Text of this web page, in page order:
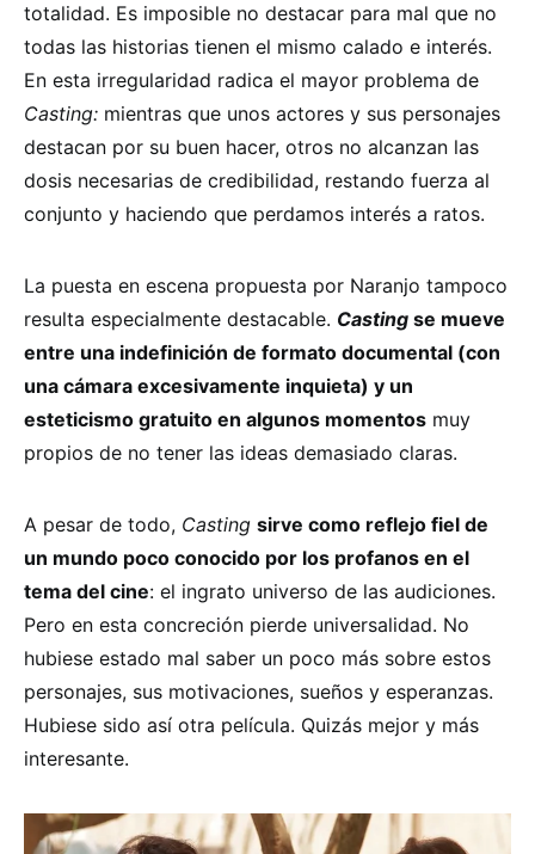
totalidad. Es imposible no destacar para mal que no
todas las historias tienen el mismo calado e interés.
En esta irregularidad radica el mayor problema de
Casting: mientras que unos actores y sus personajes
destacan por su buen hacer, otros no alcanzan las
dosis necesarias de credibilidad, restando fuerza al
conjunto y haciendo que perdamos interés a ratos.
La puesta en escena propuesta por Naranjo tampoco
resulta especialmente destacable. Casting se mueve
entre una indefinición de formato documental (con
una cámara excesivamente inquieta) y un
esteticismo gratuito en algunos momentos muy
propios de no tener las ideas demasiado claras.
A pesar de todo, Casting sirve como reflejo fiel de
un mundo poco conocido por los profanos en el
tema del cine: el ingrato universo de las audiciones.
Pero en esta concreción pierde universalidad. No
hubiese estado mal saber un poco más sobre estos
personajes, sus motivaciones, sueños y esperanzas.
Hubiese sido así otra película. Quizás mejor y más
interesante.